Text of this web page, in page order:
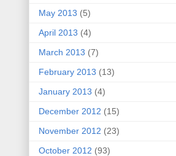
May 2013 (5)
April 2013 (4)
March 2013 (7)
February 2013 (13)
January 2013 (4)
December 2012 (15)
November 2012 (23)
October 2012 (93)